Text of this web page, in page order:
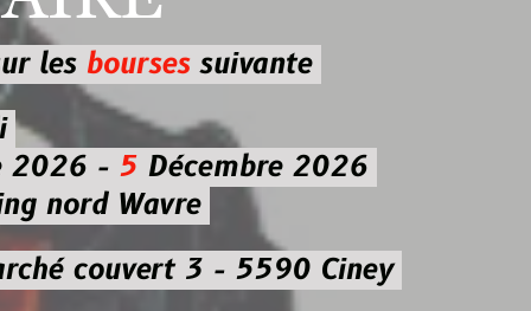
suivante
5Décembre 2026
Wavre
3 - 5590 Ciney